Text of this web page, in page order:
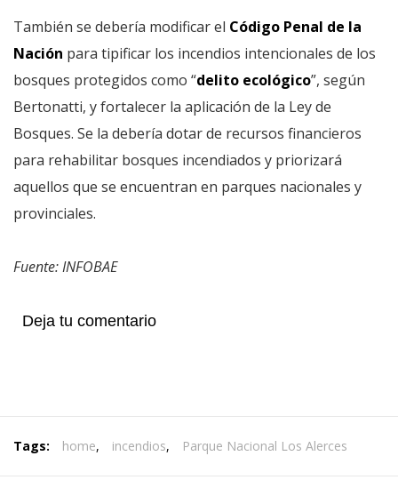
También se debería modificar el Código Penal de la
Nación para tipificar los incendios intencionales de los
bosques protegidos como “delito ecológico”, según
Bertonatti, y fortalecer la aplicación de la Ley de
Bosques. Se la debería dotar de recursos financieros
para rehabilitar bosques incendiados y priorizará
aquellos que se encuentran en parques nacionales y
provinciales.
Fuente: INFOBAE
Deja tu comentario
Tags: home, incendios, Parque Nacional Los Alerces